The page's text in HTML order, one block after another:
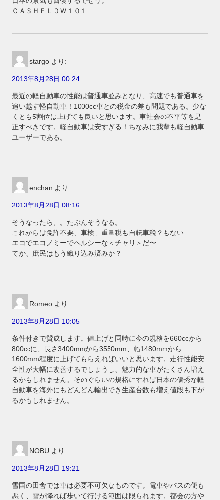
ＣＡＳＨＦＬＯＷ１０１
stargo より:
2013年8月28日 00:24
最近の軽自動車の性能は普通車並みとなり、高速でも普通車を
追い越す軽自動車！1000cc車との税金の差も問題である。少な
くとも5割位は上げても良いと思います。車社会の不平等を是
正すべきです。軽自動車は安すぎる！ちなみに我輩も軽自動車
ユーザーである。
enchan より:
2013年8月28日 08:16
そうなったら。。たぶんそうなる。
これからは免許不要、車検、重量税も自転車税？もない
エコでエコノミーでヘルシーな＜チャリ＞だ〜
てか、庶民はもう織り込み済みか？
Romeo より:
2013年8月28日 10:05
条件付きで賛成します。値上げと同時に今の規格を660ccから
800ccに、長さ3400mmから3550mm、幅1480mmから
1600mm程度に上げてもらえればいいと思います。走行性能安
全性が大幅に改善するでしょうし、魅力的な車がたくさん増え
るかもしれません。そのぐらいの規格にすれば日本の優秀な軽
自動車を海外にもどんどん輸出でき生産台数も増え値段も下が
るかもしれません。
NOBU より:
2013年8月28日 19:21
雪国の田舎では車は必要不可欠なものです。電車やバスの便も
悪く、雪が降れば歩いて行ける範囲は限られます。都会の方や